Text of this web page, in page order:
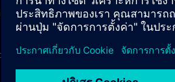
automate the
They’re capable of finding